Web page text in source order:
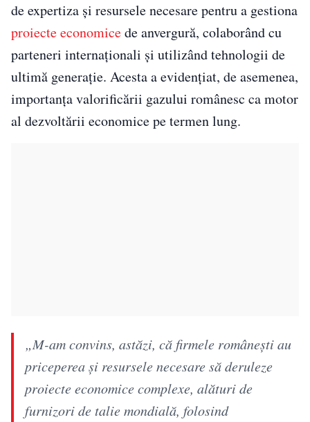
de expertiza şi resursele necesare pentru a gestiona
proiecte economicede anvergură, colaborând cu
parteneri internaţionali şi utilizând tehnologii de
ultimă generaţie. Acesta a evidențiat, de asemenea,
importanţa valorificării gazului românesc ca motor
al dezvoltării economice pe termen lung.
„M-am convins, astăzi, că firmele româneşti au
priceperea şi resursele necesare să deruleze
proiecte economice complexe, alături de
furnizori de talie mondială, folosind